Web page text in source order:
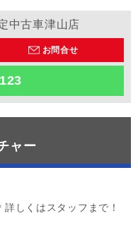
中古車津山店
お問合せ
ャー
しくはスタッフまで！